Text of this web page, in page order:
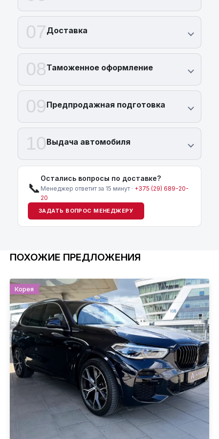
07Доставка
08Таможенное оформление
09Предпродажная подготовка
10Выдача автомобиля
📞
Остались вопросы по доставке?
Менеджер ответит за 15 минут · +375 (29) 689-20-
20
ЗАДАТЬ ВОПРОС МЕНЕДЖЕРУ
ПОХОЖИЕ ПРЕДЛОЖЕНИЯ
Корея